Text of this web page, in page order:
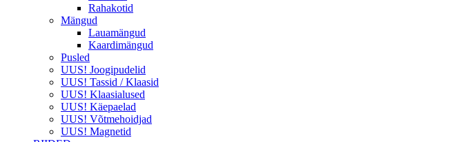
Rahakotid
Mängud
Lauamängud
Kaardimängud
Pusled
UUS! Joogipudelid
UUS! Tassid / Klaasid
UUS! Klaasialused
UUS! Käepaelad
UUS! Võtmehoidjad
UUS! Magnetid